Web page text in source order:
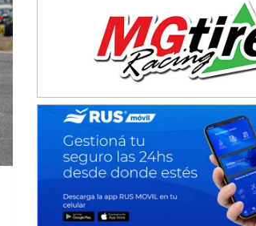
COBERTURA ESPECIAL DE E-KART.COM.AR
IAME SERIES ARGENTINA 6
Ramiro Tot (Asfalto)
Baradero (Buenos Aires)
KDO - F6
Ciudad de Trenque Lauquen (Asfalto)
Trenque Lauquen (Buenos Aires)
ENTRERRIANO - F6 (POSTERGADA)
Villaguay (Entre Ríos)